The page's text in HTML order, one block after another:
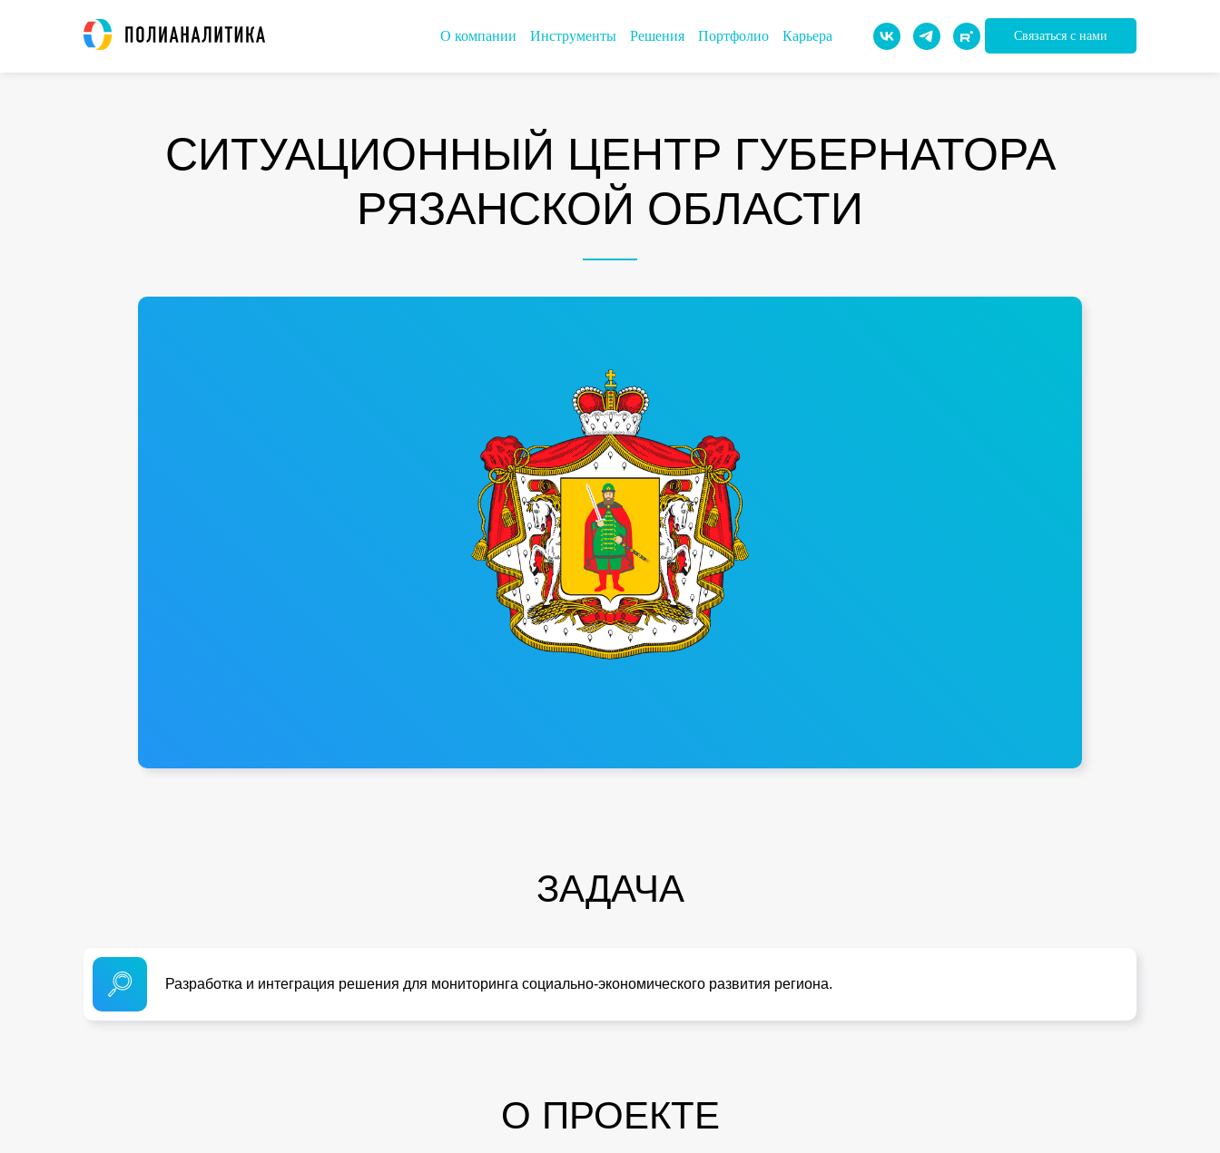
О компании Инструменты Решения Портфолио Карьера Связаться с нами
СИТУАЦИОННЫЙ ЦЕНТР ГУБЕРНАТОРА
РЯЗАНСКОЙ ОБЛАСТИ
Разработка и интеграция решения для мониторинга социально-экономического развития региона.
ЗАДАЧА
О ПРОЕКТЕ